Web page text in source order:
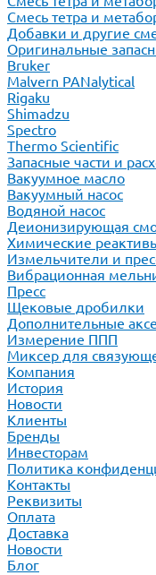
Смесь тетра и
Добавки и другие
Оригинальные
Bruker
Malvern PANalytical
Rigaku
Shimadzu
Spectro
Thermo Scientific
Запасные части и
Вакуумное масло
Вакуумный насос
Водяной насос
Деионизирующая
Химические
Измельчители и
Вибрационная
Пресс
Щековые дробилки
Дополнительные
Измерение ППП
Миксер для
Компания
История
Новости
Клиенты
Бренды
Инвесторам
Политика
Контакты
Реквизиты
Оплата
Доставка
Новости
Блог